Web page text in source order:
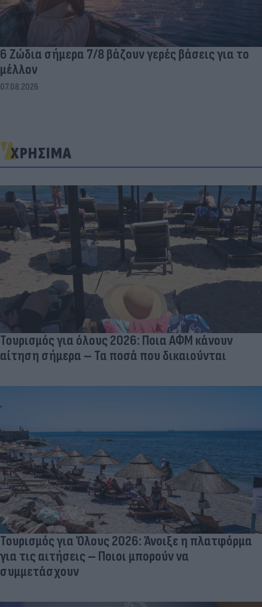
6 Ζώδια σήμερα 7/8 βάζουν γερές βάσεις για το
μέλλον
07.08.2026
ΧΡΗΣΙΜΑ
Τουρισμός για όλους 2026: Ποια ΑΦΜ κάνουν
αίτηση σήμερα – Τα ποσά που δικαιούνται
Τουρισμός για Όλους 2026: Άνοιξε η πλατφόρμα
για τις αιτήσεις – Ποιοι μπορούν να
συμμετάσχουν